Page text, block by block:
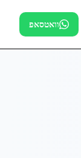
וואטסאפ